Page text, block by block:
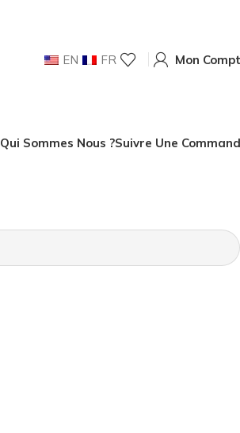
EN
FR Mon
Qui Sommes Nous ?Suivre Une